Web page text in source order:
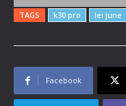
TAGS k30 pro lei june
Facebook